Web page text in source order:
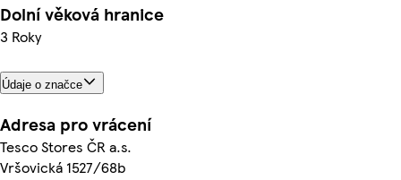
Dolní věková hranice
3 Roky
Údaje o značce
Adresa pro vrácení
Tesco Stores ČR a.s.
Vršovická 1527/68b